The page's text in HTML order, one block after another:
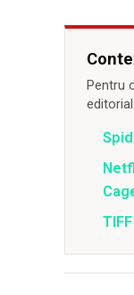
Pentru
editorial.